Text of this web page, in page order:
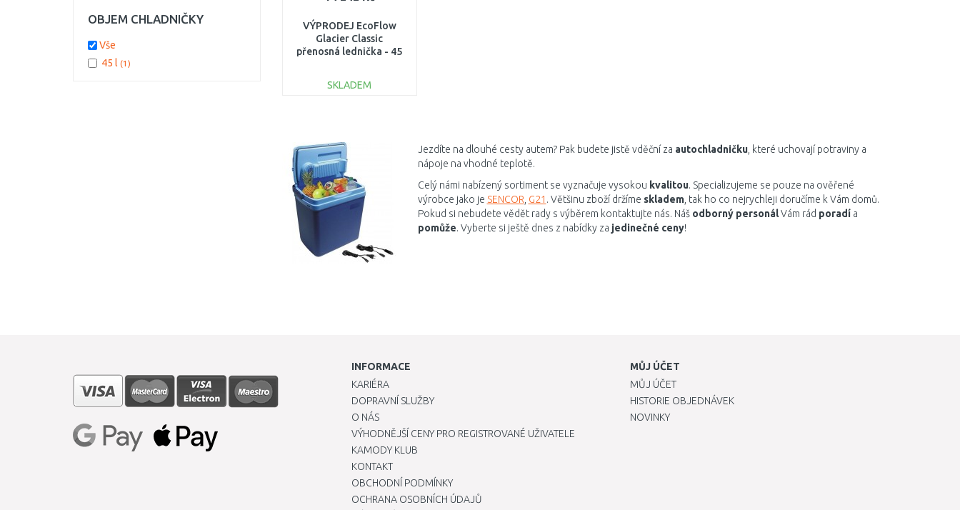
VÝPRODEJ EcoFlow
Glacier Classic
přenosná lednička - 45
SKLADEM
Porovnat
Jezdíte na dlouhé cesty autem? Pak budete jistě vděční za autochladničku, které uchovají potraviny a
nápoje na vhodné teplotě.
Celý námi nabízený sortiment se vyznačuje vysokou kvalitou. Specializujeme se pouze na ověřené
výrobce jako je SENCOR G21 . Většinu zboží držíme skladem, tak ho co nejrychleji doručíme k Vám domů.
Pokud si nebudete vědět rady s výběrem kontaktujte nás. Náš odborný personálVám rád poradía
pomůže. Vyberte si ještě dnes z nabídky za jedinečné ceny!
OBJEM CHLADNIČKY
Vše
45 l (1)
INFORMACE
KARIÉRA
DOPRAVNÍ SLUŽBY
O NÁS
VÝHODNĚJŠÍ CENY PRO REGISTROVANÉ UŽIVATELE
KAMODY KLUB
KONTAKT
OBCHODNÍ PODMÍNKY
OCHRANA OSOBNÍCH ÚDAJŮ
MŮJ ÚČET
MŮJ ÚČET
HISTORIE OBJEDNÁVEK
NOVINKY